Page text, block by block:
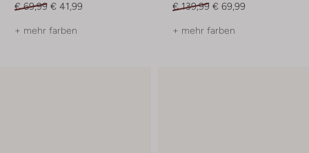
€ 69,99 € 41,99
+ mehr farben
€ 139,99 € 69,99
+ mehr farben